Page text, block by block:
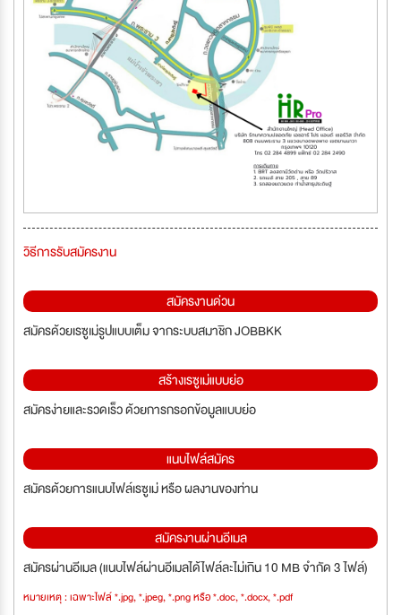
วิธีการรับสมัครงาน
สมัครงานด่วน
สมัครด้วยเรซูเม่รูปแบบเต็ม จากระบบสมาชิก JOBBKK
สร้างเรซูเม่แบบย่อ
สมัครง่ายและรวดเร็ว ด้วยการกรอกข้อมูลแบบย่อ
แนบไฟล์สมัคร
สมัครด้วยการแนบไฟล์เรซูเม่ หรือ ผลงานของท่าน
สมัครงานผ่านอีเมล
สมัครผ่านอีเมล (แนบไฟล์ผ่านอีเมลได้ไฟล์ละไม่เกิน 10 MB จำกัด 3 ไฟล์)
หมายเหตุ : เฉพาะไฟล์ *.jpg, *.jpeg, *.png หรือ *.doc, *.docx, *.pdf